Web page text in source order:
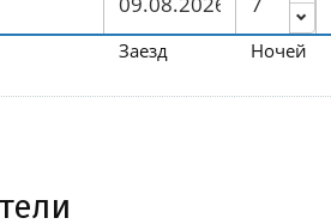
Заезд Ночей